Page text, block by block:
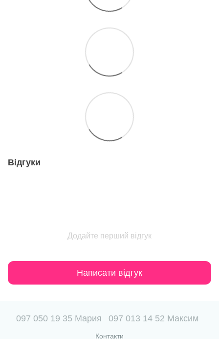
Відгуки
Додайте перший відгук
Написати відгук
097 050 19 35 Мария 097 013 14 52 Максим
Контакти